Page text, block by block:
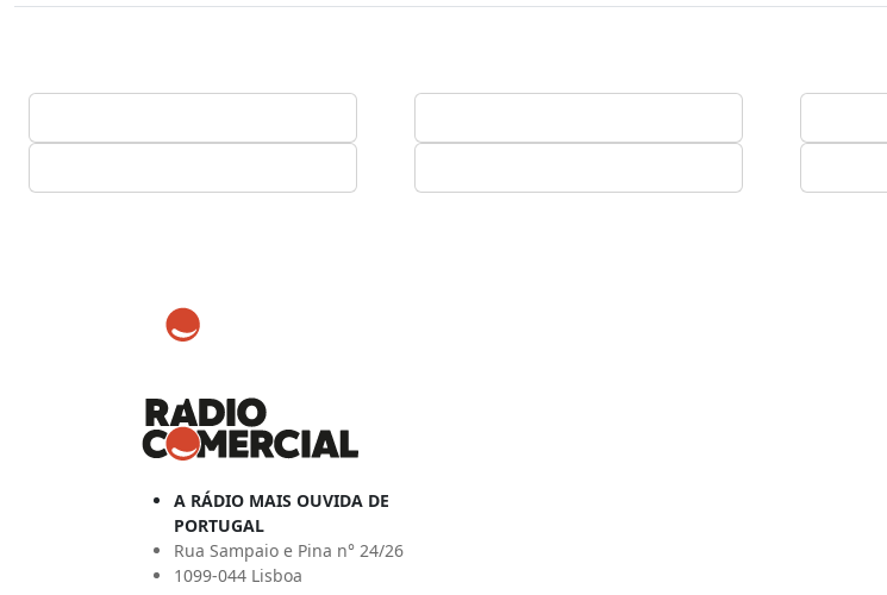
A RÁDIO MAIS OUVIDA DE
PORTUGAL
Rua Sampaio e Pina n° 24/26
1099-044 Lisboa